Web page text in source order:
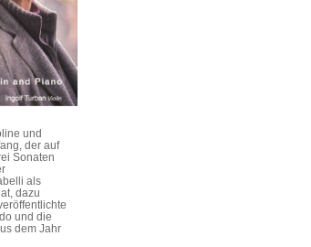
und
der auf
Sonaten
als
dazu
und die
dem Jahr